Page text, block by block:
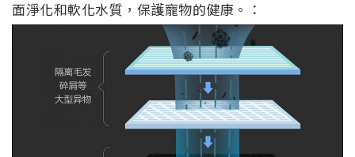
面淨化和軟化水質，保護寵物的健康。：